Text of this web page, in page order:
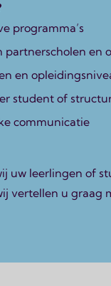
programma’s
en
en
student of
communicatie
uw leerlingen of
vertellen u graag